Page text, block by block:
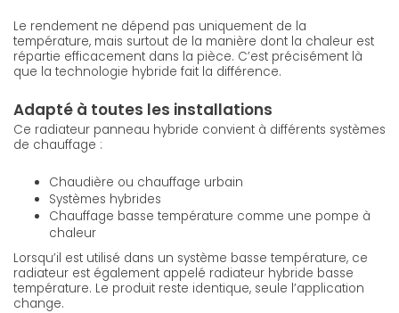
Le rendement ne dépend pas uniquement de la
température, mais surtout de la manière dont la chaleur est
répartie efficacement dans la pièce. C’est précisément là
que la technologie hybride fait la différence.
Adapté à toutes les installations
Ce radiateur panneau hybride convient à différents systèmes
de chauffage :
Chaudière ou chauffage urbain
Systèmes hybrides
Chauffage basse température comme une pompe à
chaleur
Lorsqu’il est utilisé dans un système basse température, ce
radiateur est également appelé radiateur hybride basse
température. Le produit reste identique, seule l’application
change.